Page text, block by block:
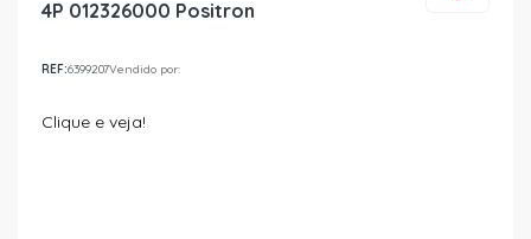
4P 012326000 Positron
REF:6399207Vendido por:
Clique e veja!